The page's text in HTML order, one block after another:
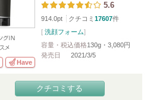
Have
5.6
914.0pt クチコミ 17607件
[ 洗顔フォーム]
容量・税込価格130g・3,080円
発売日
2021/3/5
クチコミする